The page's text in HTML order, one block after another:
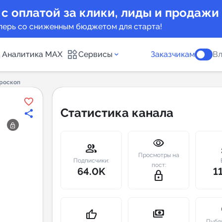
оплатой за клики, лиды и продажи
со сниженным бюджетом для старта!
Аналитика MAX Сервисы
Telegram
New
Заказчикам
Статистика канала
group
Подписчики:
64.0K
visibility
Просмотры на
пост:
lock_outline
thumb_up payments